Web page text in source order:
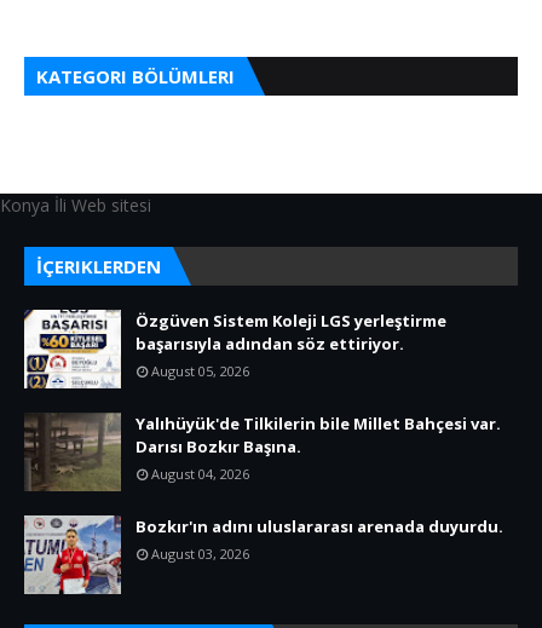
KATEGORI BÖLÜMLERI
Konya İli Web sitesi
İÇERIKLERDEN
Özgüven Sistem Koleji LGS yerleştirme
başarısıyla adından söz ettiriyor.
August 05, 2026
Yalıhüyük'de Tilkilerin bile Millet Bahçesi var.
Darısı Bozkır Başına.
August 04, 2026
Bozkır'ın adını uluslararası arenada duyurdu.
August 03, 2026